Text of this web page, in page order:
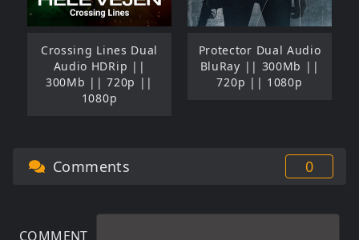
Crossing Lines Dual
Audio HDRip ||
300Mb || 720p ||
1080p
Protector Dual Audio
BluRay || 300Mb ||
720p || 1080p
Comments 0
COMMENT